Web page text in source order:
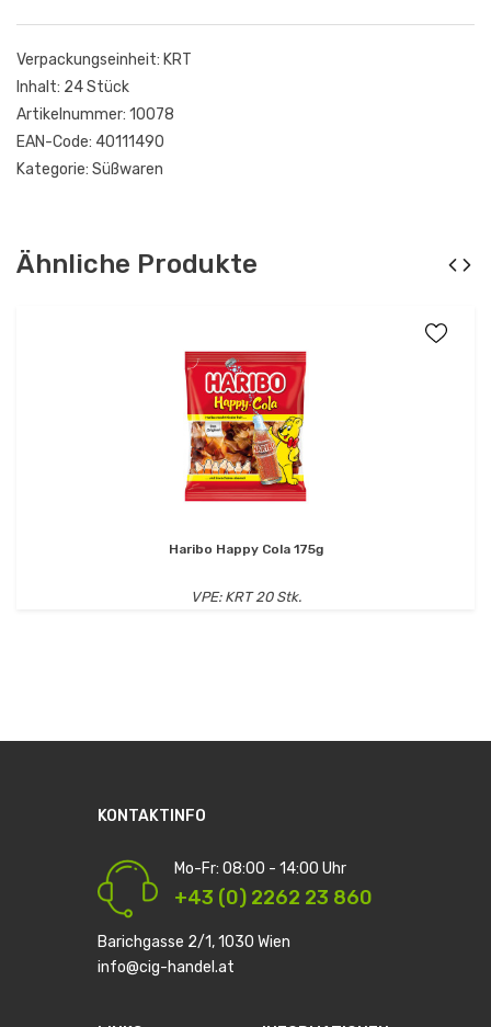
Verpackungseinheit: KRT
Inhalt: 24 Stück
Artikelnummer: 10078
EAN-Code: 40111490
Kategorie: Süßwaren
Ähnliche Produkte
Haribo Happy Cola 175g
VPE: KRT 20 Stk.
KONTAKTINFO
Mo-Fr: 08:00 - 14:00 Uhr
+43 (0) 2262 23 860
Barichgasse 2/1, 1030 Wien
info@cig-handel.at